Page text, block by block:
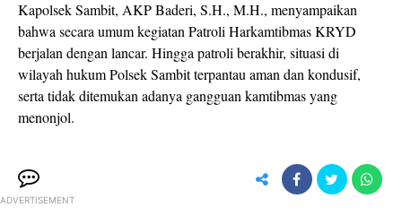
Kapolsek Sambit, AKP Baderi, S.H., M.H., menyampaikan
bahwa secara umum kegiatan Patroli Harkamtibmas KRYD
berjalan dengan lancar. Hingga patroli berakhir, situasi di
wilayah hukum Polsek Sambit terpantau aman dan kondusif,
serta tidak ditemukan adanya gangguan kamtibmas yang
menonjol.
ADVERTISEMENT